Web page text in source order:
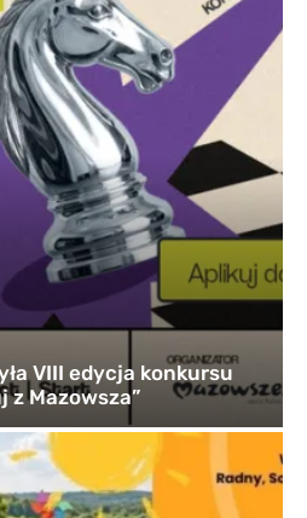
VIII edycja konkursu
z Mazowsza”